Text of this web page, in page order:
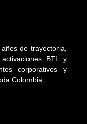
de trayectoria,
BTL y
corporativos y
Colombia.